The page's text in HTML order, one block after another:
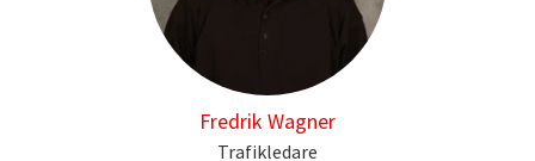
Fredrik Wagner
Trafikledare